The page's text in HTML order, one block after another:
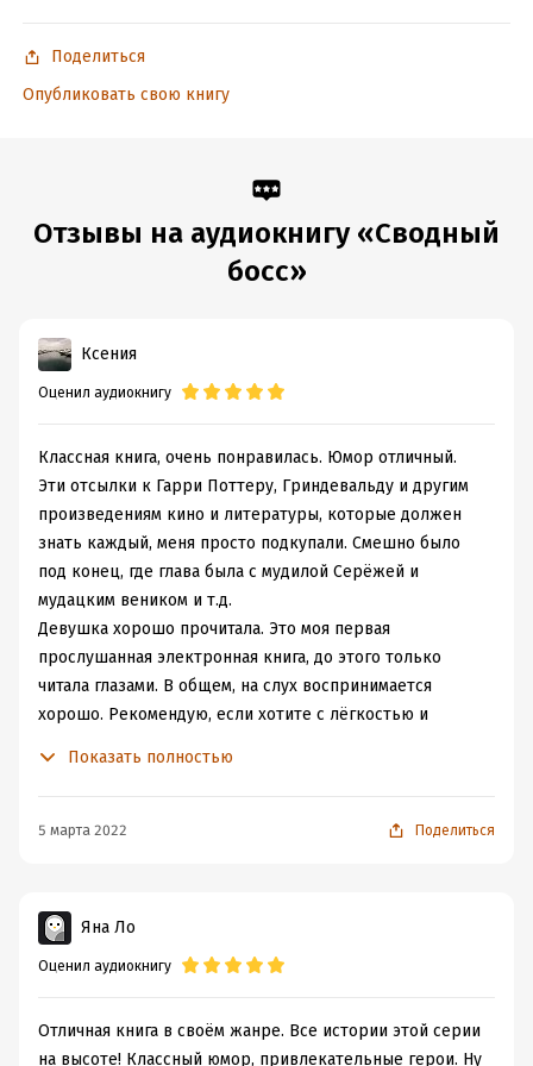
Поделиться
Опубликовать свою книгу
Отзывы на аудиокнигу «Сводный
босс»
Ксения
Оценил аудиокнигу
Классная книга, очень понравилась. Юмор отличный.
Эти отсылки к Гарри Поттеру, Гриндевальду и другим
произведениям кино и литературы, которые должен
знать каждый, меня просто подкупали. Смешно было
под конец, где глава была с мудилой Серёжей и
мудацким веником и т.д.
Девушка хорошо прочитала. Это моя первая
прослушанная электронная книга, до этого только
читала глазами. В общем, на слух воспринимается
хорошо. Рекомендую, если хотите с лёгкостью и
Показать полностью
5 марта 2022 Поделиться
Яна Ло
Оценил аудиокнигу
Отличная книга в своём жанре. Все истории этой серии
на высоте! Классный юмор, привлекательные герои. Ну